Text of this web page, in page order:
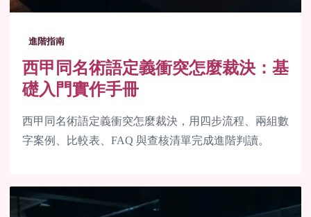
進階指南
西甲同名術語定義衝突怎麼裁決：基
礎入門實作手冊
西甲同名術語定義衝突怎麼裁決，用四步流程、兩組數
字案例、比較表、FAQ 與查核清單完成進階判讀。